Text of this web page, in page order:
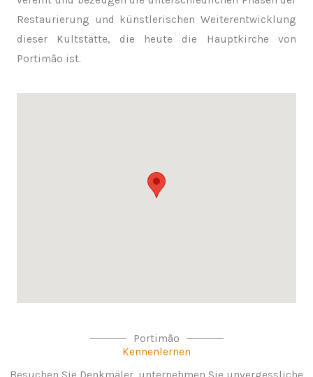
Restaurierung und künstlerischen Weiterentwicklung
dieser Kultstätte, die heute die Hauptkirche von
Portimão ist.
Portimão
Kennenlernen